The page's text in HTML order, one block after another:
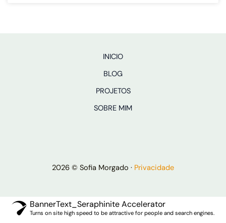
INICIO
BLOG
PROJETOS
SOBRE MIM
2026 © Sofia Morgado · Privacidade
BannerText_Seraphinite Accelerator
Turns on site high speed to be attractive for people and search engines.